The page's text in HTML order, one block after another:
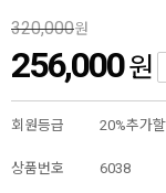
320,000원
256,000원
회원등급 20%추가
상품번호 6038